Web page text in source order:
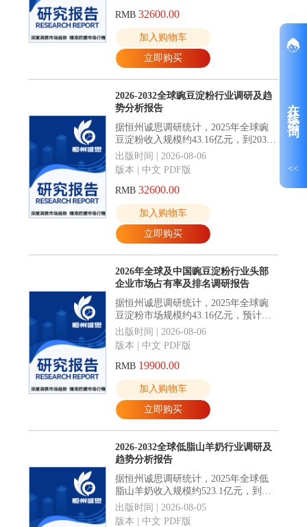
在线咨询
<<
RMB32600.00
加入购物车
立即购买
2026-2032全球豌豆淀粉行业调研及趋
势分析报告
据恒州诚思调研统计，2025年全球豌
豆淀粉收入规模约43.16亿元，到2032
年收入规模将接近68.33亿元，2026-
2032年CAGR为7.1%。
出版时间 | 2026-08-06
版本 | 中文 PDF版
RMB32600.00
加入购物车
立即购买
2026年全球及中国豌豆淀粉行业头部
企业市场占有率及排名调研报告
据恒州诚思调研统计，2025年全球豌
豆淀粉市场规模约43.16亿元，预计未
来将持续保持平稳增长的态势，到
2032年市场规模将接近68.33亿元，未
来六年CAGR为7.1%。
出版时间 | 2026-08-06
版本 | 中文 PDF版
RMB 19900.00
加入购物车
立即购买
2026-2032全球低脂山羊奶行业调研及
趋势分析报告
据恒州诚思调研统计，2025年全球低
脂山羊奶收入规模约523.1亿元，到
2032年收入规模将接近689.8亿元，
2026-2032年CAGR为4.0%。
出版时间 | 2026-08-05
版本 | 中文 PDF版